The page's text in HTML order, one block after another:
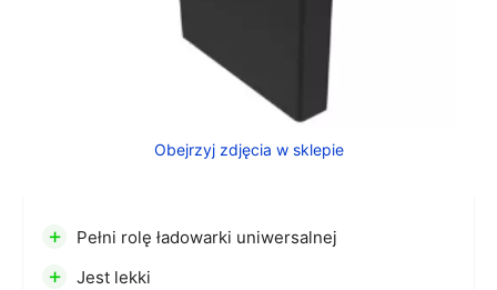
Obejrzyj zdjęcia w sklepie
+ Pełni rolę ładowarki uniwersalnej
+ Jest lekki